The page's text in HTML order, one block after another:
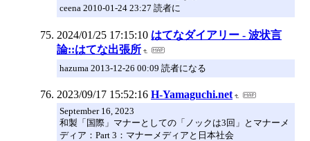
ceena 2010-01-24 23:27 読者に
2024/01/25 17:15:10 はてなダイアリー - 波状言
論::はてな出張所
hazuma 2013-12-26 00:09 読者になる
2023/09/17 15:52:16 H-Yamaguchi.net
September 16, 2023
和製「国際」マナーとしての「ノックは3回」とマナーメ
ディア：Part 3：マナーメディアと日本社会